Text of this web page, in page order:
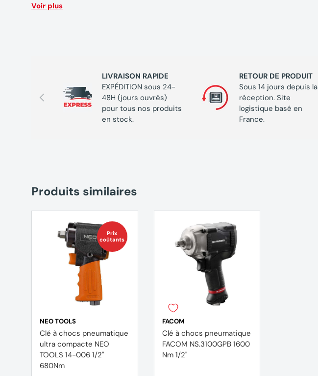
Tours maximum par minute 5500 min-1
Voir plus
Précédent
LIVRAISON RAPIDE
EXPÉDITION sous 24-
48H (jours ouvrés)
pour tous nos produits
en stock.
RETOUR DE PRODUIT
Sous 14 jours depuis la
réception. Site
logistique basé en
France.
Produits similaires
Prix
coûtants
NEO TOOLS
Clé à chocs pneumatique
ultra compacte NEO
TOOLS 14-006 1/2"
680Nm
FACOM
Clé à chocs pneumatique
FACOM NS.3100GPB 1600
Nm 1/2"